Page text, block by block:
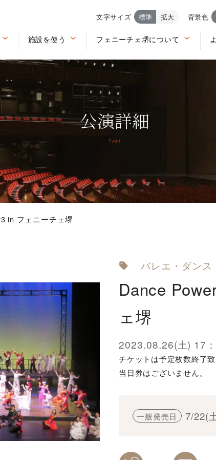
文字サイズ 標準 拡大 背景色
施設を使う フェニーチェ堺について
公演詳細
Event
in フェニーチェ堺
バレエ・ダンス
Dance
ェ堺
2023.08.26(土) 17
チケットは予定枚数終了致
当日券はございません。
一般発売日 7/22(